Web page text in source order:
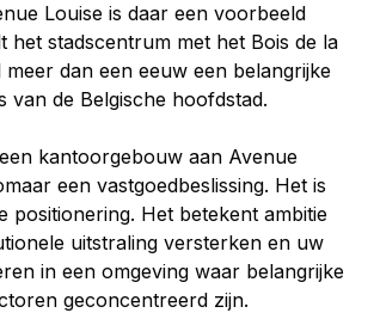
Louise is daar een voorbeeld
het stadscentrum met het Bois de la
meer dan een eeuw een belangrijke
van de Belgische hoofdstad.
kantoorgebouw aan Avenue
een vastgoedbeslissing. Het is
positionering. Het betekent ambitie
uitstraling versterken en uw
in een omgeving waar belangrijke
geconcentreerd zijn.